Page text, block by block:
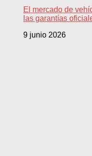
El mercado de
las garantías
9 junio 2026